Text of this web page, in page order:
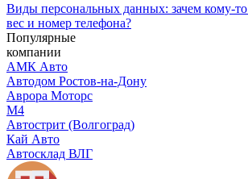
Виды персональных данных: зачем кому-
вес и номер телефона?
Популярные
компании
АМК Авто
Автодом Ростов-на-Дону
Аврора Моторс
М4
Автострит (Волгоград)
Кай Авто
Автосклад ВЛГ